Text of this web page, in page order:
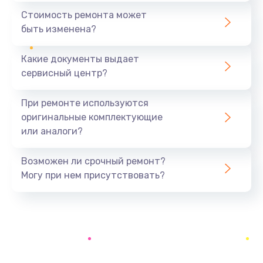
3900 руб.
Настройка Wi-Fi
Заказать
Ремонт петель крышки
Заказать
Стоимость ремонта может
быть изменена?
Какие документы выдает
сервисный центр?
При ремонте используются
оригинальные комплектующие
или аналоги?
Возможен ли срочный ремонт?
Могу при нем присутствовать?